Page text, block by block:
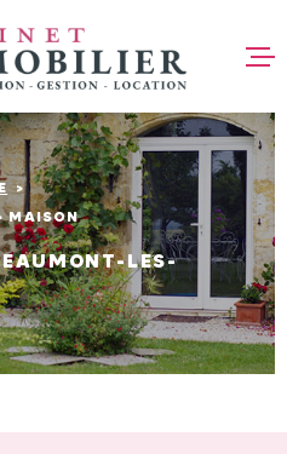
ACCUEIL
VENTE
IMMO
MAISON
LES-